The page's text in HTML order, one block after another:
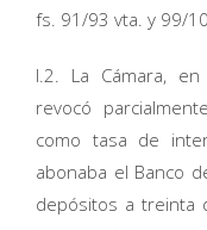
fs. 91/93 vta. y 99/
I.2. La Cámara,
revocó
como tasa de
abonaba el Banco
depósitos a treinta